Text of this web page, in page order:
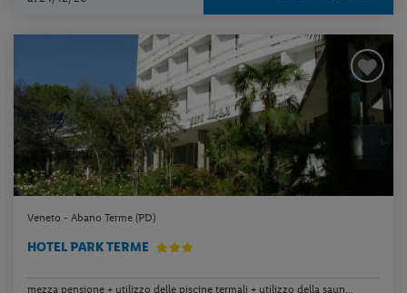
Veneto - Abano Terme (PD)
HOTEL PARK TERME
mezza pensione + utilizzo delle piscine termali + utilizzo della saun...